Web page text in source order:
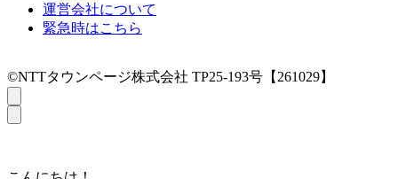
運営会社について
緊急時はこちら
©NTTタウンページ株式会社 TP25-193号【261029】